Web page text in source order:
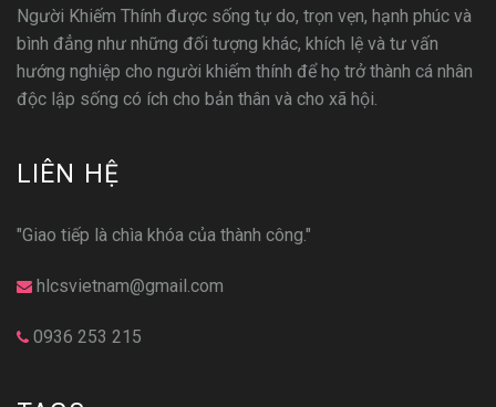
Người Khiếm Thính được sống tự do, trọn vẹn, hạnh phúc và
bình đẳng như những đối tượng khác, khích lệ và tư vấn
hướng nghiệp cho người khiếm thính để họ trở thành cá nhân
độc lập sống có ích cho bản thân và cho xã hội.
LIÊN HỆ
"Giao tiếp là chìa khóa của thành công."
hlcsvietnam@gmail.com
0936 253 215